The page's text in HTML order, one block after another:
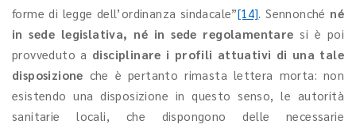
forme di legge dell’ordinanza sindacale”[14]. Sennonché né
in sede legislativa, né in sede regolamentare si è poi
provveduto a disciplinare i profili attuativi di una tale
disposizione che è pertanto rimasta lettera morta: non
esistendo una disposizione in questo senso, le autorità
sanitarie locali, che dispongono delle necessarie